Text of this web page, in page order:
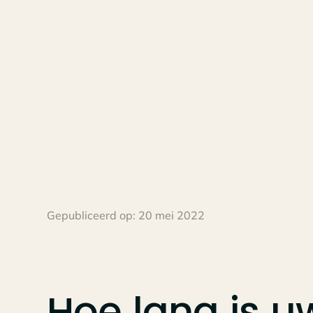
Gepubliceerd op: 20 mei 2022